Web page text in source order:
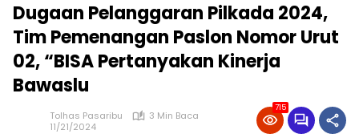
Dugaan Pelanggaran Pilkada 2024,
Tim Pemenangan Paslon Nomor Urut
02, “BISA Pertanyakan Kinerja
Bawaslu
Tolhas Pasaribu
3 Min Baca
11/21/2024
715